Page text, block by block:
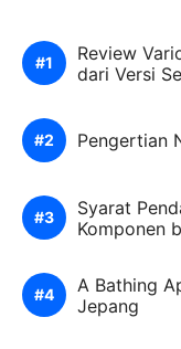
Review
dari Versi
Pengertian
Syarat
Komponen
A Bathing
Jepang